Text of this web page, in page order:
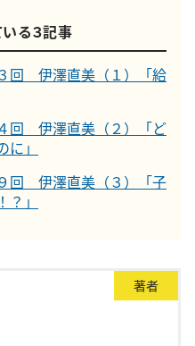
る３記事
回 伊澤直美（１）「給
回 伊澤直美（２）「ど
」
回 伊澤直美（３）「子
」
著者